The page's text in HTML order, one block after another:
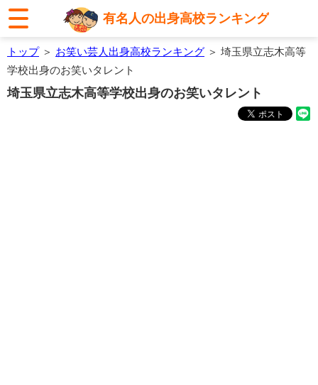
有名人の出身高校ランキング
トップ＞ お笑い芸人出身高校ランキング ＞ 埼玉県立志木高等
学校出身のお笑いタレント
埼玉県立志木高等学校出身のお笑いタレント